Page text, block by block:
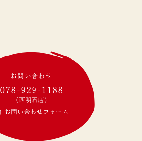
お問い合わせ
078-929-1188
(西明石店)
お問い合わせフォーム